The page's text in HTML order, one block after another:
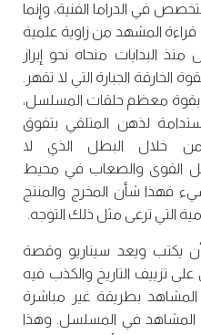
في الدراما الفنية، وإنما
قراءة المشهد من زاوية علمية
البدايات منحاه نحو إبراز
الخارقة الجبارة التي لا تقهر.
معظم حلقات المسلسل،
لذهن المتلقي بتفوق
خلال البطل الذي لا
كل القوى والصعاب في محيط
فهذا شأن المخرج والمنتج
التي ترعى مثل ذلك التوجه.
يكتب ويعد سيناريو وقصة
تزييف التاريخ والكذب فيه
بطريقة غير مباشرة
المشاهد في المسلسل. وهذا